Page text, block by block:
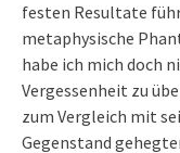
festen Resultate
metaphysische
habe ich mich doch
Vergessenheit zu
zum Vergleich mit
Gegenstand